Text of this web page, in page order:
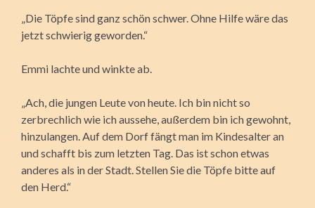
„Die Töpfe sind ganz schön schwer. Ohne Hilfe wäre das
jetzt schwierig geworden.“
Emmi lachte und winkte ab.
„Ach, die jungen Leute von heute. Ich bin nicht so
zerbrechlich wie ich aussehe, außerdem bin ich gewohnt,
hinzulangen. Auf dem Dorf fängt man im Kindesalter an
und schafft bis zum letzten Tag. Das ist schon etwas
anderes als in der Stadt. Stellen Sie die Töpfe bitte auf
den Herd.“